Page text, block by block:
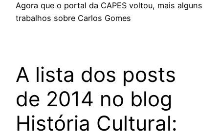
Agora que o portal da CAPES voltou, mais alguns
trabalhos sobre Carlos Gomes
A lista dos posts
de 2014 no blog
História Cultural: